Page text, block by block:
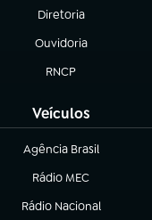
Diretoria
(abre em nova aba)
Ouvidoria
(abre em nova aba)
RNCP
(abre em nova aba)
Veículos
Agência Brasil
(abre em nova aba)
Rádio MEC
Rádio Nacional
(abre em nova aba)